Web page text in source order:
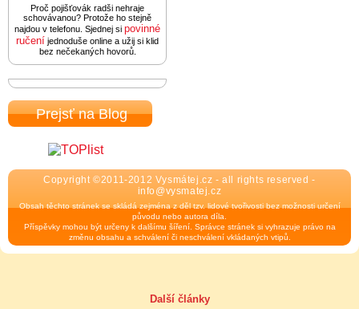
Proč pojišťovák radši nehraje
schovávanou? Protože ho stejně
najdou v telefonu. Sjednej si povinné
ručení jednoduše online a užij si klid
bez nečekaných hovorů.
Prejsť na Blog
Copyright ©2011-2012 Vysmátej.cz - all rights reserved -
info@vysmatej.cz
Obsah těchto stránek se skládá zejména z děl tzv. lidové tvořivosti bez možnosti určení
původu nebo autora díla.
Příspěvky mohou být určeny k dalšímu šíření. Správce stránek si vyhrazuje právo na
změnu obsahu a schválení či neschválení vkládaných vtipů.
Další články